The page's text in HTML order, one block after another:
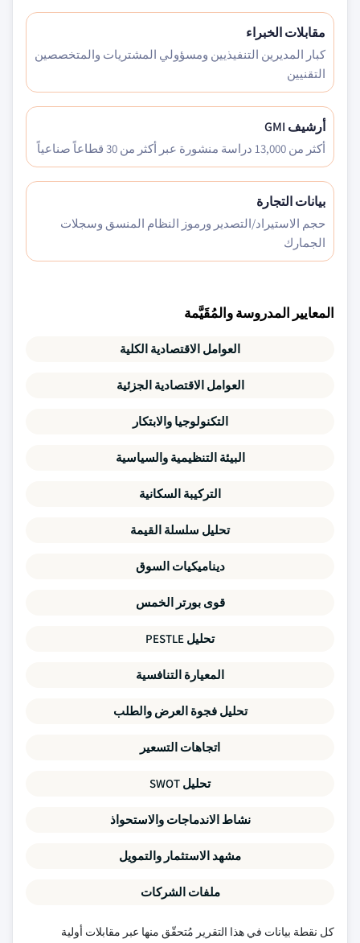
مقابلات الخبراء
كبار المديرين التنفيذيين ومسؤولي المشتريات والمتخصصين
التقنيين
أرشيف GMI
أكثر من 13,000 دراسة منشورة عبر أكثر من 30 قطاعاً صناعياً
بيانات التجارة
حجم الاستيراد/التصدير ورموز النظام المنسق وسجلات
الجمارك
المعايير المدروسة والمُقَيَّمة
العوامل الاقتصادية الكلية
العوامل الاقتصادية الجزئية
التكنولوجيا والابتكار
البيئة التنظيمية والسياسية
التركيبة السكانية
تحليل سلسلة القيمة
ديناميكيات السوق
قوى بورتر الخمس
تحليل PESTLE
المعيارة التنافسية
تحليل فجوة العرض والطلب
اتجاهات التسعير
تحليل SWOT
نشاط الاندماجات والاستحواذ
مشهد الاستثمار والتمويل
ملفات الشركات
كل نقطة بيانات في هذا التقرير مُتحقّق منها عبر مقابلات أولية